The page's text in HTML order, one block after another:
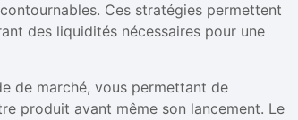
Ces stratégies permettent
des liquidités nécessaires pour une
de marché, vous permettant de
produit avant même son lancement. Le